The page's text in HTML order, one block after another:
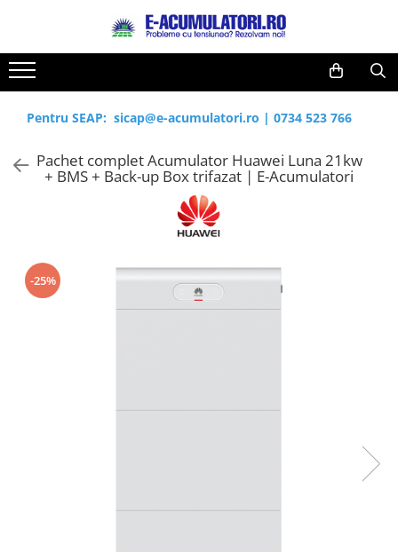
Toate Produsele
Acumulatori, Baterii si Incarcatoare
Uzuale
Baterii alcaline
Baterii litiu
Accesorii baterii
Baterii Industriale
Reduceri de vara
Cabluri
Acumulatori
Prelungitoare
Panouri fotovoltaice
UPS
Pentru SEAP: sicap@e-acumulatori.ro | 0734 523 766
Pachet complet Acumulator Huawei Luna 21kw
+ BMS + Back-up Box trifazat | E-Acumulatori
-25%